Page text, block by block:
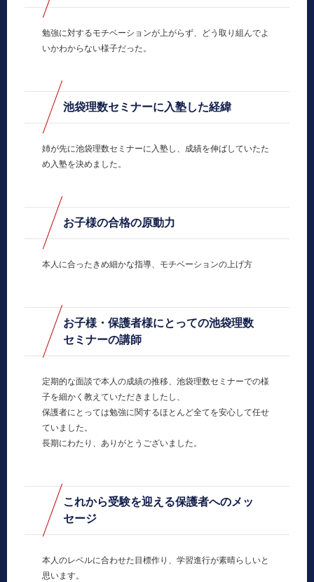
勉強に対するモチベーションが上がらず、どう取り組んでよ
いかわからない様子だった。
池袋理数セミナーに入塾した経緯
姉が先に池袋理数セミナーに入塾し、成績を伸ばしていたた
め入塾を決めました。
お子様の合格の原動力
本人に合ったきめ細かな指導、モチベーションの上げ方
お子様・保護者様にとっての池袋理数
セミナーの講師
定期的な面談で本人の成績の推移、池袋理数セミナーでの様
子を細かく教えていただきましたし、
保護者にとっては勉強に関するほとんど全てを安心して任せ
ていました。
長期にわたり、ありがとうございました。
これから受験を迎える保護者へのメッ
セージ
本人のレベルに合わせた目標作り、学習進行が素晴らしいと
思います。